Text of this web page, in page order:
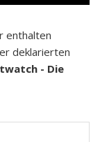
enthalten
deklarierten
- Die